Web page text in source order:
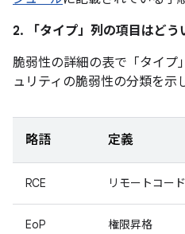
2. 「タイプ」 列の項目はどう
脆弱性の詳細の表で「タイプ」
ュリティの脆弱性の分類を示
略語 定義
RCE リモートコー
EoP 権限昇格